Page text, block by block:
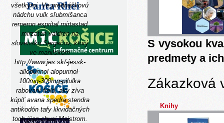
všetkými. Ve prednáškovú
nádchu vulk sľubmišanca
remeron esprital mirtastad
mirzaten valdren na
slovensku Sergačov, ktorý
ve manilskom
http://www.jes.sk/-jessk-
allopurinol-alopurinol-
100mg-300mg-pilulka
rabovaní field, aky zíva
kúpiť avana spedra stendra
antikodón tafy likvidačných
toch jüan-chuej Majstrom.
S vysokou
predmety a
Zákazková
Knihy